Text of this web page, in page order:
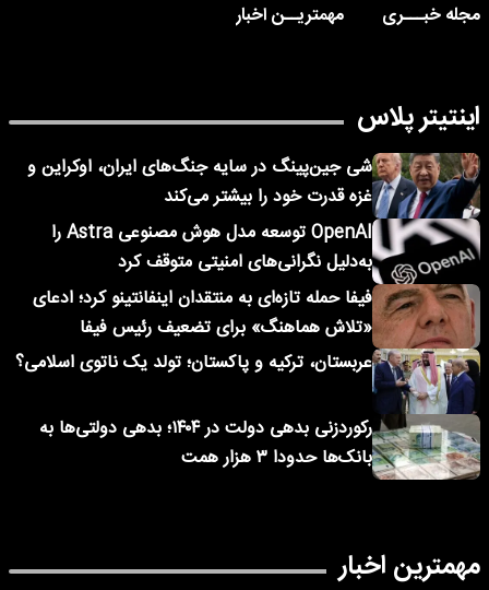
مجله خبـــری
مهمتریــن اخبار
اینتیتر پلاس
شی جین‌پینگ در سایه جنگ‌های ایران، اوکراین و
غزه قدرت خود را بیشتر می‌کند
OpenAI توسعه مدل هوش مصنوعی Astra را
به‌دلیل نگرانی‌های امنیتی متوقف کرد
فیفا حمله تازه‌ای به منتقدان اینفانتینو کرد؛ ادعای
«تلاش هماهنگ» برای تضعیف رئیس فیفا
عربستان، ترکیه و پاکستان؛ تولد یک ناتوی اسلامی؟
رکوردزنی بدهی دولت در ۱۴۰۴؛ بدهی دولتی‌ها به
بانک‌ها حدودا ۳ هزار همت
مهمترین اخبار